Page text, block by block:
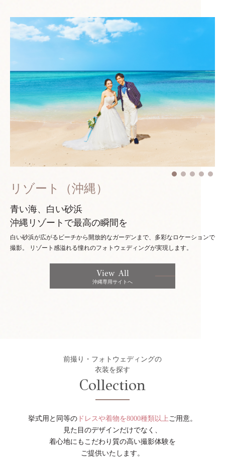
リゾート（沖縄）
青い海、白い砂浜
沖縄リゾートで最高の瞬間を
白い砂浜が広がるビーチから開放的なガーデンまで、多彩なロケーションで
撮影。
リゾート感溢れる憧れのフォトウェディングが実現します。
View All
沖縄専用サイトへ
前撮り・フォトウェディングの
衣装を探す
Collection
挙式用と同等の ドレスや着物を8000種類以上 ご用意。
見た目のデザインだけでなく、
着心地にもこだわり質の高い撮影体験を
ご提供いたします。